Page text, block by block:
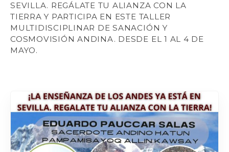
SEVILLA. REGÁLATE TU ALIANZA CON LA
TIERRA Y PARTICIPA EN ESTE TALLER
MULTIDISCIPLINAR DE SANACIÓN Y
COSMOVISIÓN ANDINA. DESDE EL 1 AL 4 DE
MAYO.